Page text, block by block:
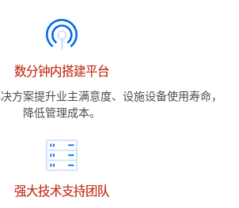
数分钟内搭建平台
方案提升业主满意度、设施设备使用寿命，
降低管理成本。
强大技术支持团队